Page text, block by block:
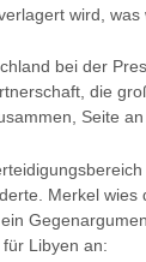
wird, was
bei der
die
Seite an
Merkel wies
Libyen an: